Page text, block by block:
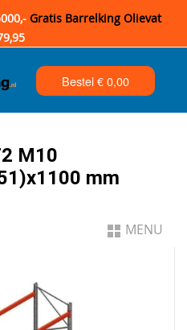
Gratis Barrelking Olievat
Bestel €0,00
M10
mm
MENU